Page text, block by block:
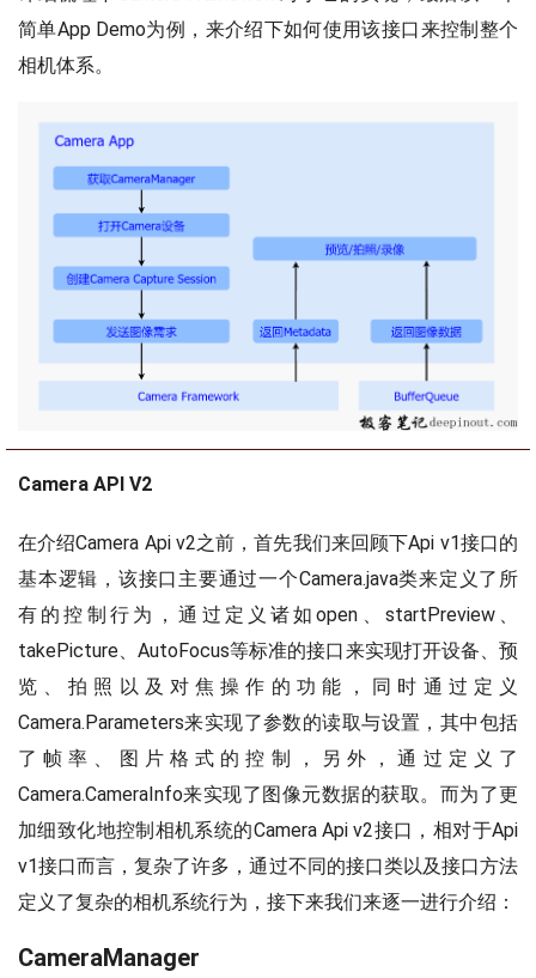
简单App Demo为例，来介绍下如何使用该接口来控制整个
相机体系。
Camera API V2
在介绍Camera Api v2之前，首先我们来回顾下Api v1接口的
基本逻辑，该接口主要通过一个Camera.java类来定义了所
有的控制行为，通过定义诸如open、startPreview、
takePicture、AutoFocus等标准的接口来实现打开设备、预
览、拍照以及对焦操作的功能，同时通过定义
Camera.Parameters来实现了参数的读取与设置，其中包括
了帧率、图片格式的控制，另外，通过定义了
Camera.CameraInfo来实现了图像元数据的获取。而为了更
加细致化地控制相机系统的Camera Api v2接口，相对于Api
v1接口而言，复杂了许多，通过不同的接口类以及接口方法
定义了复杂的相机系统行为，接下来我们来逐一进行介绍：
CameraManager